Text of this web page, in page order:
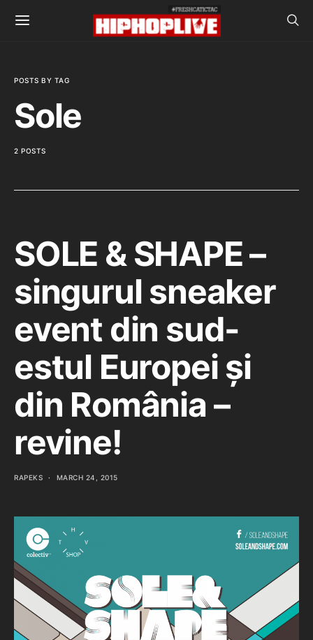
POSTS BY TAG
Sole
2 POSTS
SOLE & SHAPE –
singurul sneaker
event din sud-
estul Europei și
din România –
revine!
RAPEKS MARCH 24, 2015